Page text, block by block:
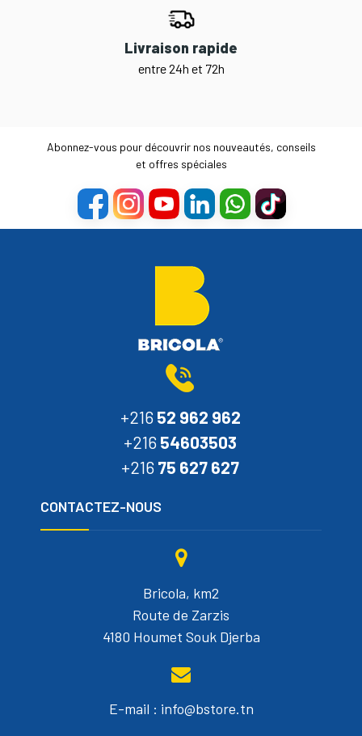
Livraison rapide
entre 24h et 72h
Abonnez-vous pour découvrir nos nouveautés, conseils
et offres spéciales
+216 52 962 962
+216 54603503
+216 75 627 627
CONTACTEZ-NOUS
Bricola, km2
Route de Zarzis
4180 Houmet Souk Djerba
E-mail : info@bstore.tn